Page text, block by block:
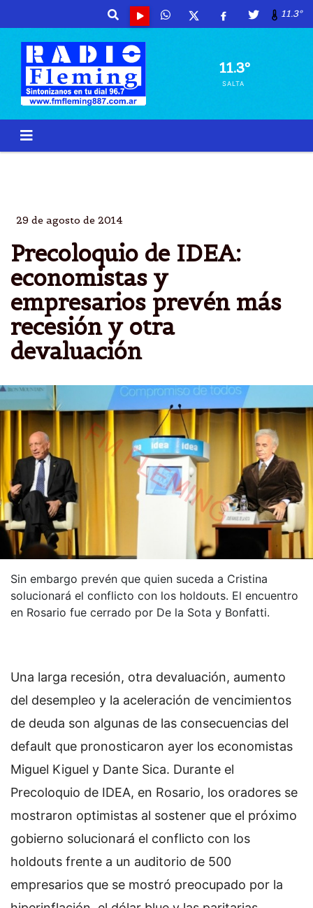
11.3º
11.3º
SALTA
29 de agosto de 2014
Precoloquio de IDEA:
economistas y
empresarios prevén más
recesión y otra
devaluación
Sin embargo prevén que quien suceda a Cristina
solucionará el conflicto con los holdouts. El encuentro
en Rosario fue cerrado por De la Sota y Bonfatti.
Una larga recesión, otra devaluación, aumento
del desempleo y la aceleración de vencimientos
de deuda son algunas de las consecuencias del
default que pronosticaron ayer los economistas
Miguel Kiguel y Dante Sica. Durante el
Precoloquio de IDEA, en Rosario, los oradores se
mostraron optimistas al sostener que el próximo
gobierno solucionará el conflicto con los
holdouts frente a un auditorio de 500
empresarios que se mostró preocupado por la